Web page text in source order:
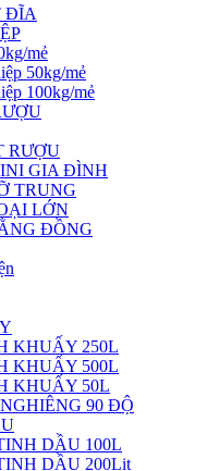
ĐĨA
mẻ
50kg/mẻ
100kg/mẻ
RƯỢU
GIA ĐÌNH
TRUNG
LỚN
ĐỒNG
KHUẤY 250L
KHUẤY 500L
KHUẤY 50L
90 ĐỘ
DẦU 100L
DẦU 200Lit